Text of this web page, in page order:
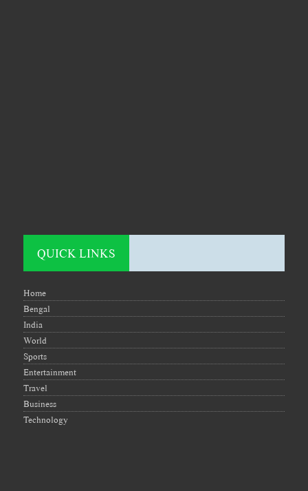
QUICK LINKS
Home
Bengal
India
World
Sports
Entertainment
Travel
Business
Technology